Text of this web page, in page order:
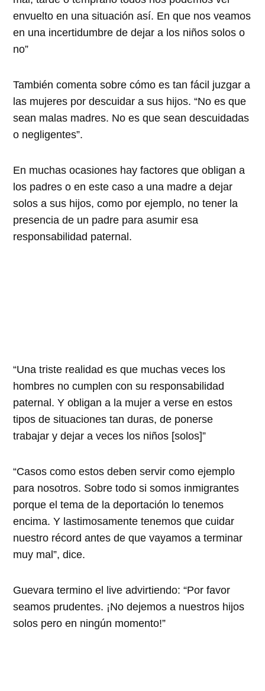
envuelto en una situación así. En que nos veamos
en una incertidumbre de dejar a los niños solos o
no
También comenta sobre cómo es tan fácil juzgar a
las mujeres por descuidar a sus hijos. No es que
sean malas madres. No es que sean descuidadas
o negligentes .
En muchas ocasiones hay factores que obligan a
los padres o en este caso a una madre a dejar
solos a sus hijos, como por ejemplo, no tener la
presencia de un padre para asumir esa
responsabilidad paternal.
Una triste realidad es que muchas veces los
hombres no cumplen con su responsabilidad
paternal. Y obligan a la mujer a verse en estos
tipos de situaciones tan duras, de ponerse
trabajar y dejar a veces los niños [solos]
Casos como estos deben servir como ejemplo
para nosotros. Sobre todo si somos inmigrantes
porque el tema de la deportación lo tenemos
encima. Y lastimosamente tenemos que cuidar
nuestro récord antes de que vayamos a terminar
muy mal , dice.
Guevara termino el live advirtiendo: Por favor
seamos prudentes. ¡No dejemos a nuestros hijos
solos pero en ningún momento!